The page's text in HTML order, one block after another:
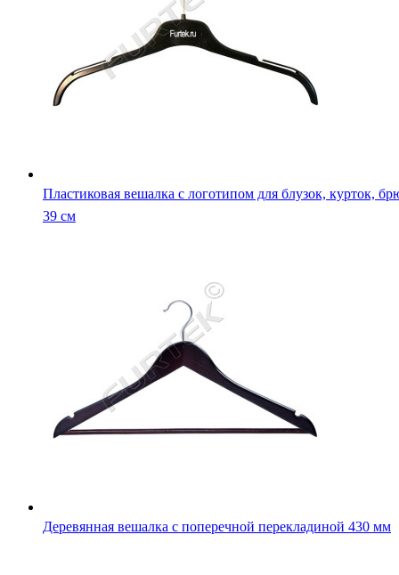
Пластиковая вешалка с логотипом для блузок, курток,
39 см
Деревянная вешалка с поперечной перекладиной 430 мм